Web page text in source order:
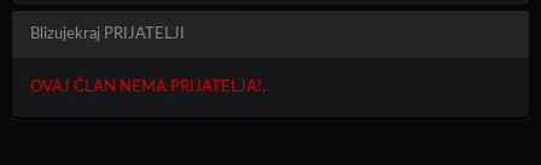
Blizujekraj PRIJATELJI
OVAJ ČLAN NEMA PRIJATELJA!.